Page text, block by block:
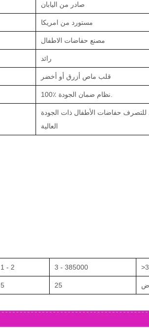
صادر من اليابان
مستورد من امريكا
مصنع حفاضات الاطفال
رائد
قلب ماص أزرق أو أخضر
حفاضات الأطفال ذات الجودة
العالية
1 - 2 3 - 385000
5 25